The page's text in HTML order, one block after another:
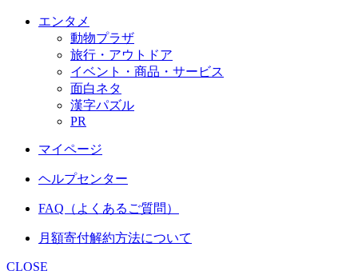
エンタメ
動物プラザ
旅行・アウトドア
イベント・商品・サービス
面白ネタ
漢字パズル
PR
マイページ
ヘルプセンター
FAQ（よくあるご質問）
月額寄付解約方法について
CLOSE